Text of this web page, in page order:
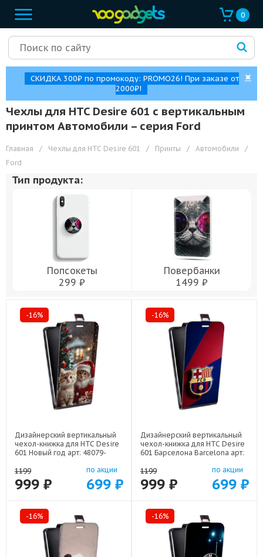
0
СКИДКА 300₽ по промокоду: PROMO26! При заказе от
2000₽!
✖
Чехлы для HTC Desire 601 с вертикальным
принтом Автомобили – cерия Ford
Главная / Чехлы для HTC Desire 601 / Принты / Автомобили
/
Ford
Тип продукта:
Попсокеты
299 ₽
Повербанки
1499 ₽
-16%
Дизайнерский вертикальный
чехол-книжка для HTC Desire
601 Новый год арт: 48079-
1199
999 ₽
по акции
699 ₽
-16%
Дизайнерский вертикальный
чехол-книжка для HTC Desire
601 Барселона Barcelona арт:
1199
999 ₽
по акции
699 ₽
-16% -16%